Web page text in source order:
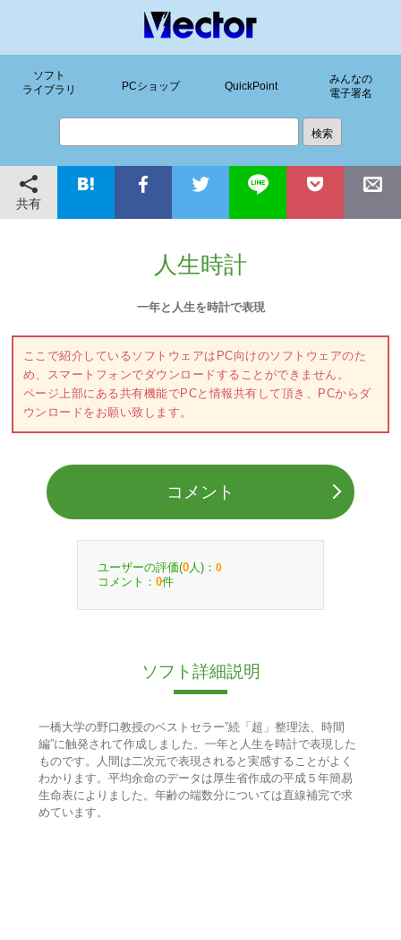
ソフト
ライブラリ
PCショップ QuickPoint
みんなの
電子署名
共有
人生時計
一年と人生を時計で表現
ここで紹介しているソフトウェアはPC向けのソフトウェアのた
め、スマートフォンでダウンロードすることができません。
ページ上部にある共有機能でPCと情報共有して頂き、PCからダ
ウンロードをお願い致します。
コメント
ユーザーの評価(0 人)： 0
コメント： 0件
ソフト詳細説明
一橋大学の野口教授のベストセラー”続「超」整理法、時間
編”に触発されて作成しました。一年と人生を時計で表現した
ものです。人間は二次元で表現されると実感することがよく
わかります。平均余命のデータは厚生省作成の平成５年簡易
生命表によりました。年齢の端数分については直線補完で求
めています。